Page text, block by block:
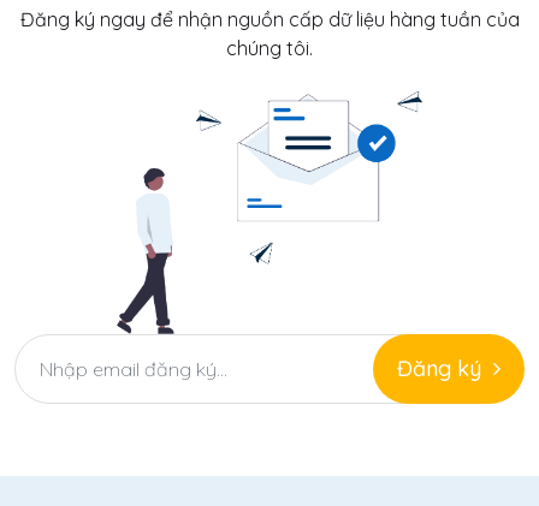
Đăng ký ngay để nhận nguồn cấp dữ liệu hàng tuần của
chúng tôi.
Đăng ký